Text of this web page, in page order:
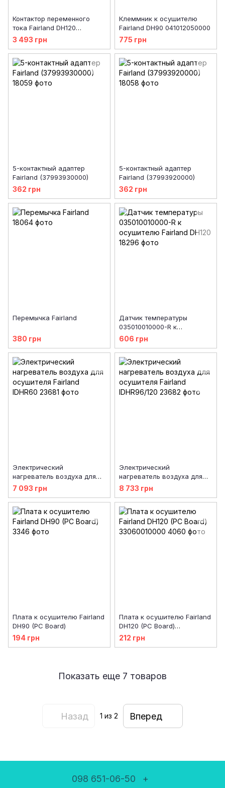
Контактор переменного
тока Fairland DH120
040010020000
3 493 грн
Клеммник к осушителю
Fairland DH90 041012050000
775 грн
5-контактный адаптер
Fairland (37993930000)
362 грн
5-контактный адаптер
Fairland (37993920000)
362 грн
Перемычка Fairland
380 грн
Датчик температуры
035010010000-R к
осушителю Fairland DH120
606 грн
Электрический
нагреватель воздуха для
осушителя Fairland IDHR60
7 093 грн
Электрический
нагреватель воздуха для
осушителя Fairland
IDHR96/120
8 733 грн
Плата к осушителю Fairland
DH90 (PC Board)
194 грн
Плата к осушителю Fairland
DH120 (PC Board)
33060010000
212 грн
Показать еще 7 товаров
Назад 1 из 2 Вперед
098 651-06-50 +